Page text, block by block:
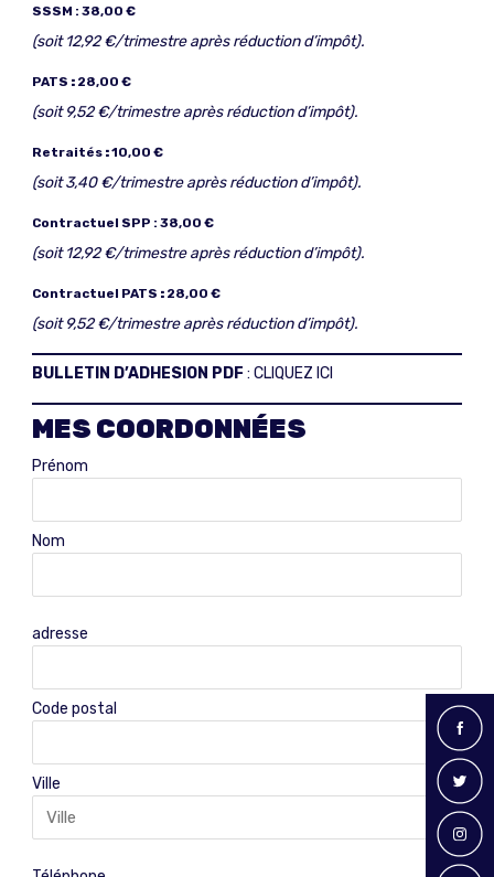
SSSM : 38,00 €
(soit 12,92 €/trimestre après réduction d’impôt).
PATS : 28,00 €
(soit 9,52 €/trimestre après réduction d’impôt).
Retraités :10,00 €
(soit 3,40 €/trimestre après réduction d’impôt).
Contractuel SPP : 38,00 €
(soit 12,92 €/trimestre après réduction d’impôt).
Contractuel PATS : 28,00 €
(soit 9,52 €/trimestre après réduction d’impôt).
BULLETIN D’ADHESION PDF : CLIQUEZ ICI
MES COORDONNÉES
Prénom
Nom
adresse
Code postal
Ville